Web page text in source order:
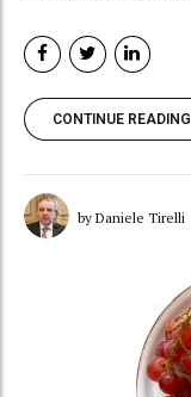
CONTINUE READING
by Daniele Tirelli